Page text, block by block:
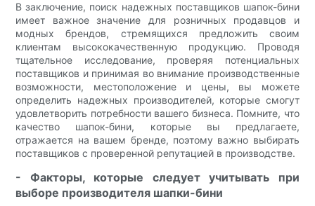
В заключение, поиск надежных поставщиков шапок-бини
имеет важное значение для розничных продавцов и
модных брендов, стремящихся предложить своим
клиентам высококачественную продукцию. Проводя
тщательное исследование, проверяя потенциальных
поставщиков и принимая во внимание производственные
возможности, местоположение и цены, вы можете
определить надежных производителей, которые смогут
удовлетворить потребности вашего бизнеса. Помните, что
качество шапок-бини, которые вы предлагаете,
отражается на вашем бренде, поэтому важно выбирать
поставщиков с проверенной репутацией в производстве.
- Факторы, которые следует учитывать при
выборе производителя шапки-бини